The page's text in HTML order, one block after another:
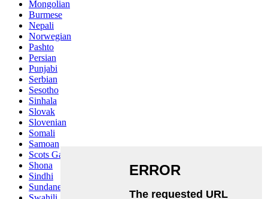
Mongolian
Burmese
Nepali
Norwegian
Pashto
Persian
Punjabi
Serbian
Sesotho
Sinhala
Slovak
Slovenian
Somali
Samoan
Scots Gaelic
Shona
Sindhi
Sundanese